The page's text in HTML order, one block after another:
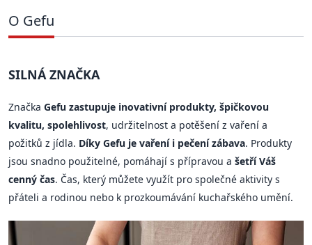
O Gefu
SILNÁ ZNAČKA
Značka Gefu zastupuje inovativní produkty, špičkovou
kvalitu, spolehlivost, udržitelnost a potěšení z vaření a
požitků z jídla. Díky Gefu je vaření i pečení zábava. Produkty
jsou snadno použitelné, pomáhají s přípravou a šetří Váš
cenný čas. Čas, který můžete využít pro společné aktivity s
přáteli a rodinou nebo k prozkoumávání kuchařského umění.